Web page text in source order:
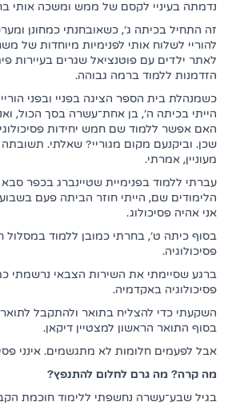
נדמתה בעיניי לקסם של ממש ומשכה אותי
זה התחיל בכיתה ג', כשאובחנתי כמחונן
להוריי לשלוח אותי לפנימיות מיוחדות של
לאתר ילדים עם פוטנציאל שגרים בעיירות
הזדמנות ללמוד ברמה גבוהה.
כשמנהלת בית הספר הציגה בפניי ובפני
הייתי בכיתה ה', בן אחת־עשרה בסך הכול,
האם אפשר ללמוד שם חמש יחידות
שכן. וביקנעם מקום מגוריי? שאלתי.
מעוניין, אמרתי.
עברתי ללמוד בפנימיית שטיינברג בכפר
הלימודים שם, הייתי חוזר הביתה פעם
אני אהיה פסיכולוג.
בסוף כיתה ט', בחרתי כמובן ללמוד במסלול
פסיכולוגיה.
ברגע שסיימתי את השירות הצבאי נרשמתי
פסיכולוגיה באקדמיה.
השקעתי כדי להצליח בתואר ולהתקבל לתואר
בסוף התואר הראשון למצטיין דיקאן.
אבל לפעמים חלומות לא מתגשמים. אינני
מה קרה? מה גרם לחלום להתנפץ?
בגיל שבע־עשרה נחשפתי ללימוד חוכמת